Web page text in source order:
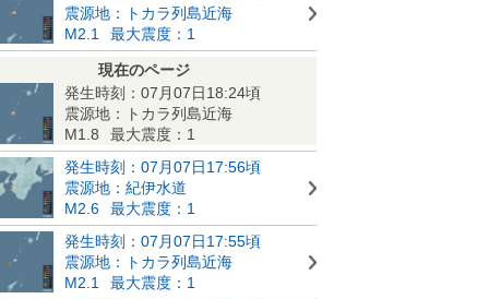
震源地：トカラ列島近海
M2.1
最大震度：1
現在のページ
発生時刻：07月07日18:24頃
震源地：トカラ列島近海
M1.8
最大震度：1
発生時刻：07月07日17:56頃
震源地：紀伊水道
M2.6
最大震度：1
発生時刻：07月07日17:55頃
震源地：トカラ列島近海
M2.1
最大震度：1